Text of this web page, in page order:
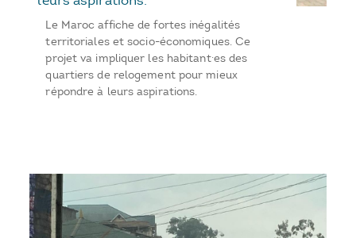
Le Maroc affiche de fortes inégalités
territoriales et socio-économiques. Ce
projet va impliquer les habitant·es des
quartiers de relogement pour mieux
répondre à leurs aspirations.